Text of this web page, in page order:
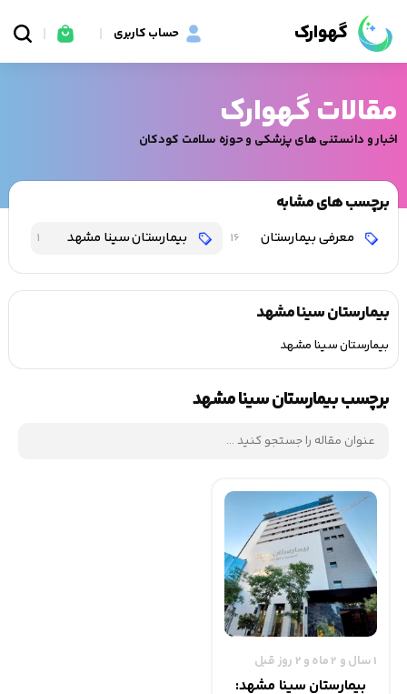
گهوارک حساب کاربری
مقالات گهوارک
اخبار و دانستنی های پزشکی و حوزه سلامت کودکان
برچسب های مشابه
معرفی بیمارستان 16 بیمارستان سینا مشهد 1
بیمارستان سینا مشهد
بیمارستان سینا مشهد
برچسب بیمارستان سینا مشهد
1 سال و 2 ماه و 2 روز قبل
بیمارستان سینا مشهد: